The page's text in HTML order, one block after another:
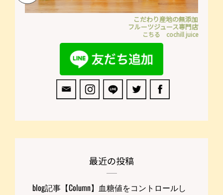
こだわり産地の無添加
フルーツジュース専門店
こちる cochill juice
最近の投稿
blog記事【Column】血糖値をコントロールし